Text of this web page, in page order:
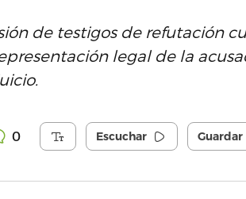
de testigos de refutación
legal de la
0 Escuchar Guardar